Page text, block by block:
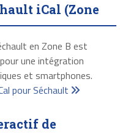
iCal (Zone
en Zone B est
une intégration
et smartphones.
pour Séchault
de